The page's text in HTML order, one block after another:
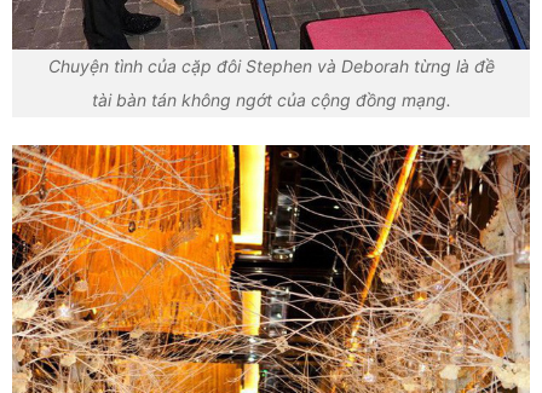
Chuyện tình của cặp đôi Stephen và Deborah từng là đề
tài bàn tán không ngớt của cộng đồng mạng.